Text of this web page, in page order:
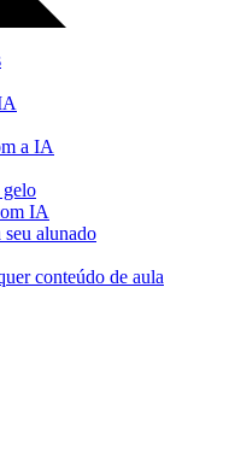
a IA
gelo
IA
alunado
conteúdo de aula